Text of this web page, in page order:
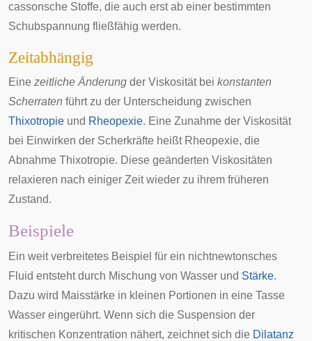
cassonsche Stoffe, die auch erst ab einer bestimmten
Schubspannung fließfähig werden.
Zeitabhängig
Eine zeitliche Änderung der Viskosität bei konstanten
Scherraten führt zu der Unterscheidung zwischen
Thixotropie und Rheopexie. Eine Zunahme der Viskosität
bei Einwirken der Scherkräfte heißt Rheopexie, die
Abnahme Thixotropie. Diese geänderten Viskositäten
relaxieren nach einiger Zeit wieder zu ihrem früheren
Zustand.
Beispiele
Ein weit verbreitetes Beispiel für ein nichtnewtonsches
Fluid entsteht durch Mischung von Wasser und Stärke.
Dazu wird Maisstärke in kleinen Portionen in eine Tasse
Wasser eingerührt. Wenn sich die Suspension der
kritischen Konzentration nähert, zeichnet sich die Dilatanz